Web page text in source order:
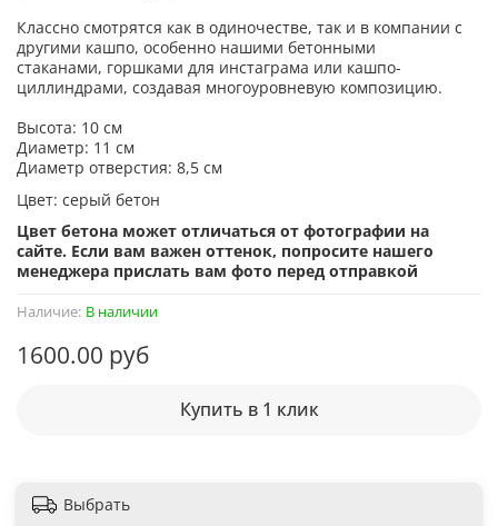
Наличие: В наличии
1600.00 руб
Купить в 1 клик
Классно смотрятся как в одиночестве, так и в компании с
другими кашпо, особенно нашими бетонными
стаканами, горшками для инстаграма или кашпо-
циллиндрами, создавая многоуровневую композицию.
Высота: 10 см
Диаметр: 11 см
Диаметр отверстия: 8,5 см
Цвет: серый бетон
Цвет бетона может отличаться от фотографии на
сайте. Если вам важен оттенок, попросите нашего
менеджера прислать вам фото перед отправкой
Выбрать